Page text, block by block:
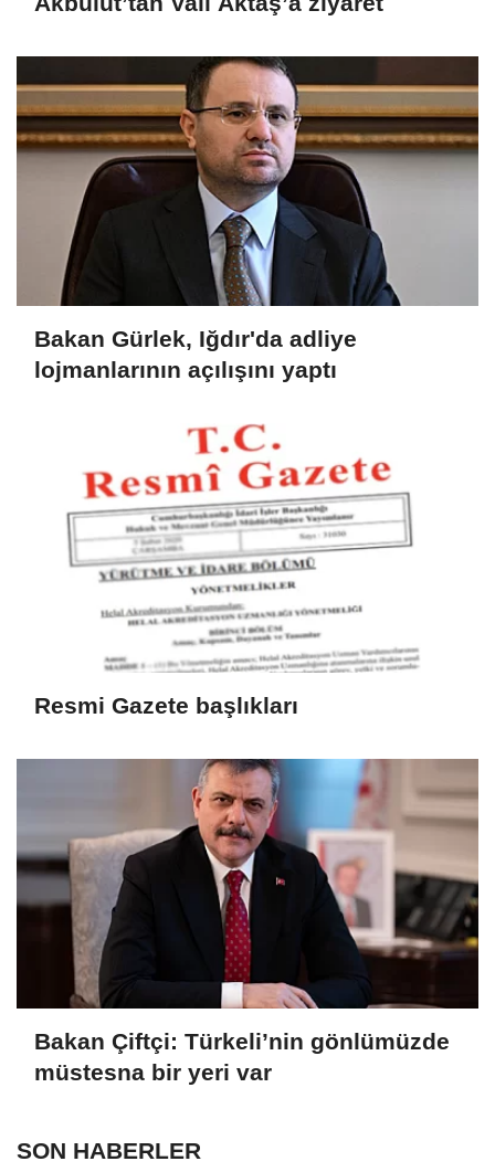
Bakan Gürlek, Iğdır'da adliye
lojmanlarının açılışını yaptı
Resmi Gazete başlıkları
Bakan Çiftçi: Türkeli’nin gönlümüzde
müstesna bir yeri var
SON HABERLER